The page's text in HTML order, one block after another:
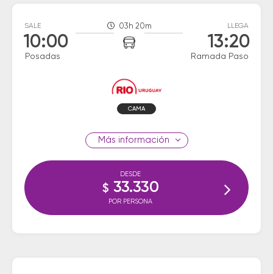
SALE
10:00
Posadas
03h 20m LLEGA
13:20
Ramada Paso
CAMA
información
DESDE
$ 33.330
POR PERSONA